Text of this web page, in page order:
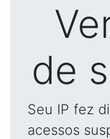
de
Seu IP fez
acessos